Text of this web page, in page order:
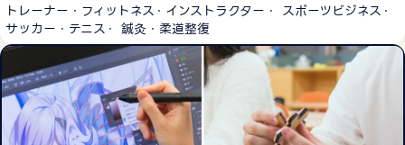
トレーナー・フィットネス・インストラクター・ スポーツビジネス・
サッカー・テニス・ 鍼灸・柔道整復